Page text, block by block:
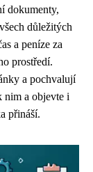
dokumenty,
důležitých
a peníze za
prostředí.
a pochvalují
nim a objevte i
přináší.